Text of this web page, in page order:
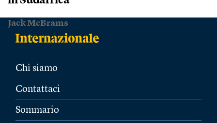
Jack McBrams
Chi siamo
Contattaci
Sommario